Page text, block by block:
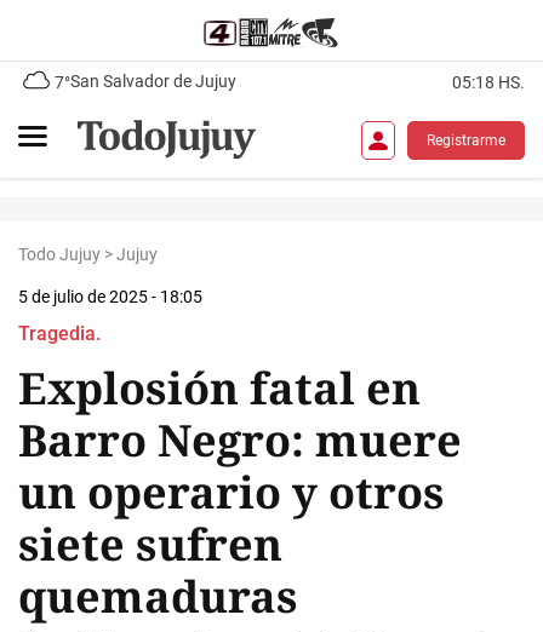
7°San Salvador de Jujuy 05:18 HS.
Registrarme
Todo Jujuy >Jujuy
5 de julio de 2025 - 18:05
Tragedia.
Explosión fatal en
Barro Negro: muere
un operario y otros
siete sufren
quemaduras